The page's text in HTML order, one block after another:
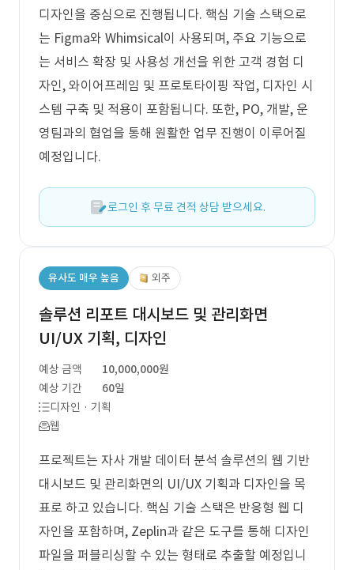
디자인을 중심으로 진행됩니다. 핵심 기술 스택으로
는 Figma와 Whimsical이 사용되며, 주요 기능으로
는 서비스 확장 및 사용성 개선을 위한 고객 경험 디
자인, 와이어프레임 및 프로토타이핑 작업, 디자인 시
스템 구축 및 적용이 포함됩니다. 또한, PO, 개발, 운
영팀과의 협업을 통해 원활한 업무 진행이 이루어질
예정입니다.
로그인 후 무료 견적 상담 받으세요.
유사도 매우 높음 외주
솔루션 리포트 대시보드 및 관리화면
UI/UX 기획, 디자인
예상 금액
10,000,000원
예상 기간
60일
디자인 · 기획
웹
프로젝트는 자사 개발 데이터 분석 솔루션의 웹 기반
대시보드 및 관리화면의 UI/UX 기획과 디자인을 목
표로 하고 있습니다. 핵심 기술 스택은 반응형 웹 디
자인을 포함하며, Zeplin과 같은 도구를 통해 디자인
파일을 퍼블리싱할 수 있는 형태로 추출할 예정입니